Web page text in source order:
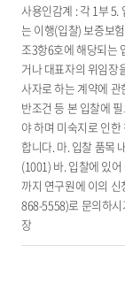
사용인감계 : 각 1부 5.
는 이행(입찰) 보증보
조3항6호에 해당되는
거나 대표자의 위임장
사자로 하는 계약에
반조건 등 본 입찰에
야 하며 미숙지로 인
합니다. 마. 입찰 품
(1001) 바. 입찰에 있
까지 연구원에 이의
868-5558)로 문의하시
장